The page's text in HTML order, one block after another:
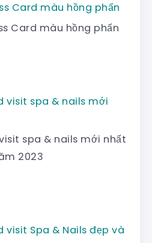
Card màu hồng phấn
spa & nails mới nhất
2023